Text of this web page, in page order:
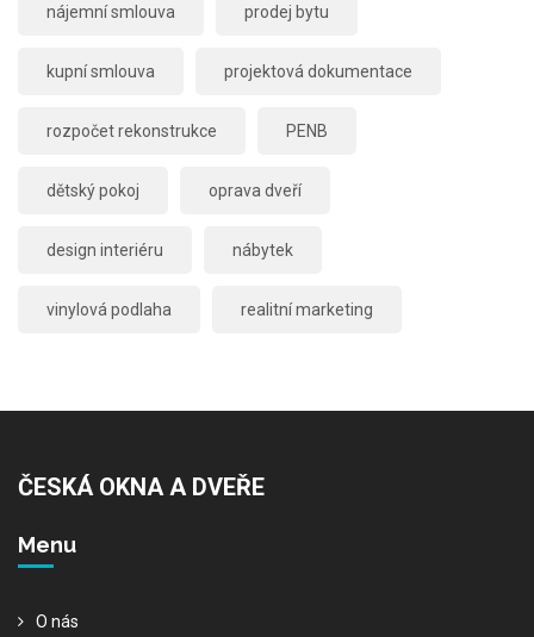
nájemní smlouva prodej bytu
kupní smlouva projektová dokumentace
rozpočet rekonstrukce PENB
dětský pokoj oprava dveří
design interiéru nábytek
vinylová podlaha realitní marketing
ČESKÁ OKNA A DVEŘE
Menu
O nás